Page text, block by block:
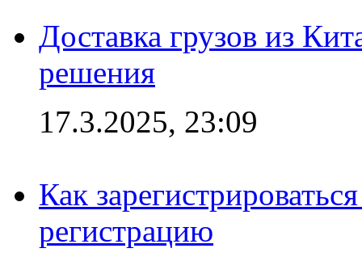
Доставка грузов из
решения
17.3.2025, 23:09
Как
регистрацию